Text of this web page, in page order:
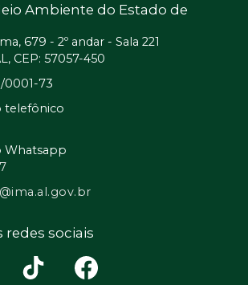
Ambiente do Estado de
679 - 2º andar - Sala 221
CEP: 57057-450
0001-73
telefônico
Whatsapp
redes sociais